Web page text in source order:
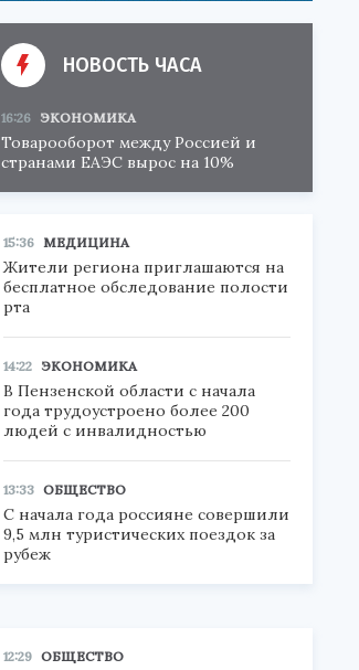
НОВОСТЬ ЧАСА
16:26 ЭКОНОМИКА
Товарооборот между Россией и
странами ЕАЭС вырос на 10%
15:36 МЕДИЦИНА
Жители региона приглашаются на
бесплатное обследование полости
рта
14:22 ЭКОНОМИКА
В Пензенской области с начала
года трудоустроено более 200
людей с инвалидностью
13:33 ОБЩЕСТВО
С начала года россияне совершили
9,5 млн туристических поездок за
рубеж
12:29 ОБЩЕСТВО